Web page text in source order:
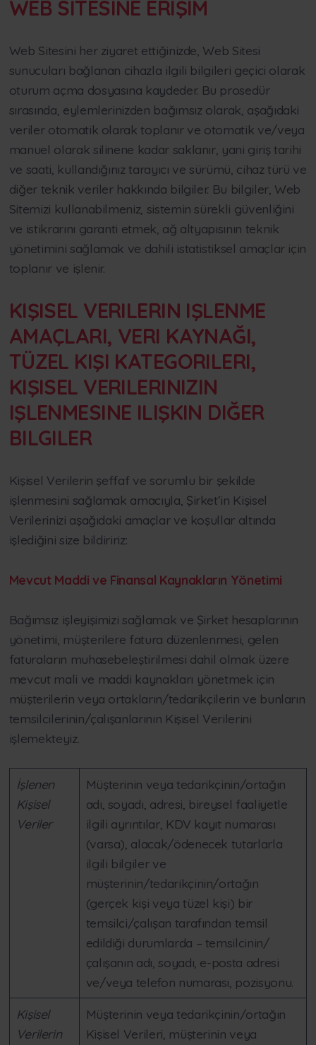
WEB SITESINE ERIŞIM
Web Sitesini her ziyaret ettiğinizde, Web Sitesi
sunucuları bağlanan cihazla ilgili bilgileri geçici olarak
oturum açma dosyasına kaydeder. Bu prosedür
sırasında, eylemlerinizden bağımsız olarak, aşağıdaki
veriler otomatik olarak toplanır ve otomatik ve/veya
manuel olarak silinene kadar saklanır, yani giriş tarihi
ve saati, kullandığınız tarayıcı ve sürümü, cihaz türü ve
diğer teknik veriler hakkında bilgiler. Bu bilgiler, Web
Sitemizi kullanabilmeniz, sistemin sürekli güvenliğini
ve istikrarını garanti etmek, ağ altyapısının teknik
yönetimini sağlamak ve dahili istatistiksel amaçlar için
toplanır ve işlenir.
KIŞISEL VERILERIN IŞLENME
AMAÇLARI, VERI KAYNAĞI,
TÜZEL KIŞI KATEGORILERI,
KIŞISEL VERILERINIZIN
IŞLENMESINE ILIŞKIN DIĞER
BILGILER
Kişisel Verilerin şeffaf ve sorumlu bir şekilde
işlenmesini sağlamak amacıyla, Şirket’in Kişisel
Verilerinizi aşağıdaki amaçlar ve koşullar altında
işlediğini size bildiririz:
Mevcut Maddi ve Finansal Kaynakların Yönetimi
Bağımsız işleyişimizi sağlamak ve Şirket hesaplarının
yönetimi, müşterilere fatura düzenlenmesi, gelen
faturaların muhasebeleştirilmesi dahil olmak üzere
mevcut mali ve maddi kaynakları yönetmek için
müşterilerin veya ortakların/tedarikçilerin ve bunların
temsilcilerinin/çalışanlarının Kişisel Verilerini
işlemekteyiz.
İşlenen
Kişisel
Veriler
Müşterinin veya tedarikçinin/ortağın
adı, soyadı, adresi, bireysel faaliyetle
ilgili ayrıntılar, KDV kayıt numarası
(varsa), alacak/ödenecek tutarlarla
ilgili bilgiler ve
müşterinin/tedarikçinin/ortağın
(gerçek kişi veya tüzel kişi) bir
temsilci/çalışan tarafından temsil
edildiği durumlarda – temsilcinin/
çalışanın adı, soyadı, e-posta adresi
ve/veya telefon numarası, pozisyonu.
Kişisel
Verilerin
Müşterinin veya tedarikçinin/ortağın
Kişisel Verileri, müşterinin veya